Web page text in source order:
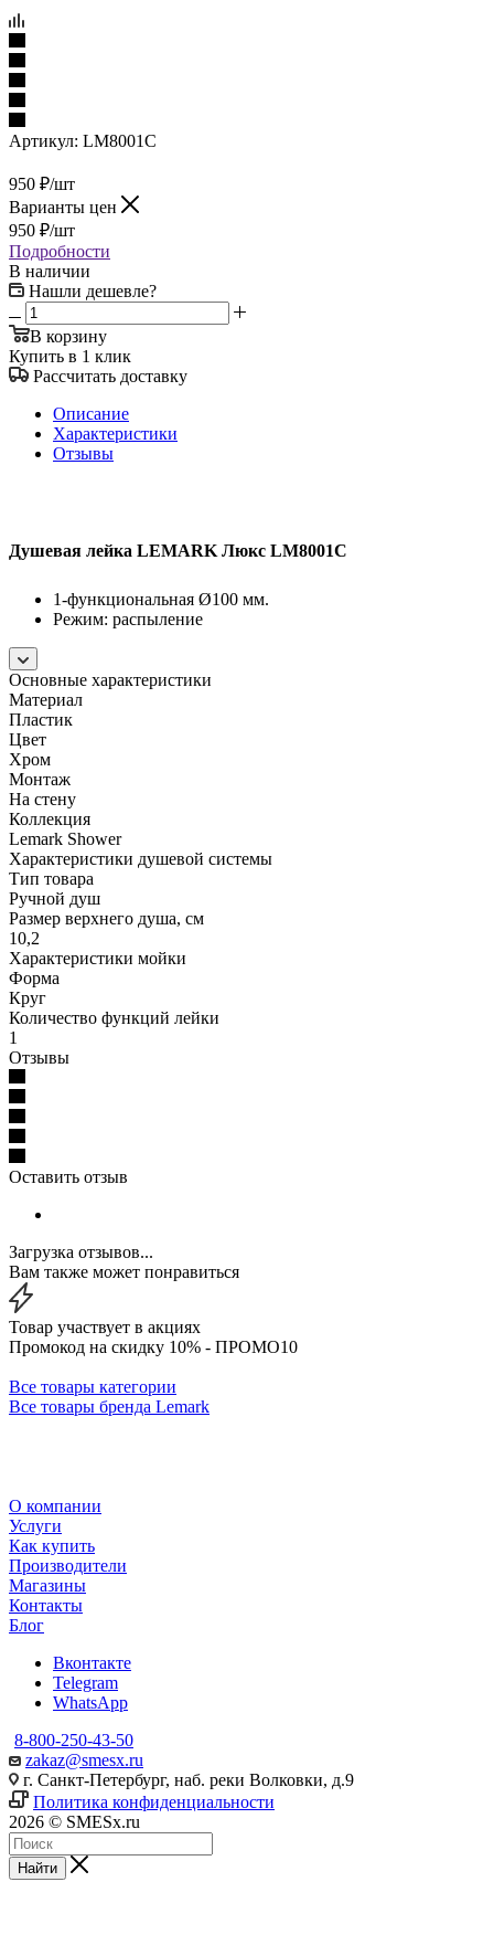
Артикул: LM8001C
950 ₽/шт
Варианты цен
950 ₽/шт
Подробности
В наличии
Нашли дешевле?
В корзину
Купить в 1 клик
Рассчитать доставку
Описание
Характеристики
Отзывы
Душевая лейка LEMARK Люкс LM8001C
1-функциональная Ø100 мм.
Режим: распыление
Основные характеристики
Материал
Пластик
Цвет
Хром
Монтаж
На стену
Коллекция
Lemark Shower
Характеристики душевой системы
Тип товара
Ручной душ
Размер верхнего душа, см
10,2
Характеристики мойки
Форма
Круг
Количество функций лейки
1
Отзывы
Оставить отзыв
Загрузка отзывов...
Вам также может понравиться
Товар участвует в акциях
Промокод на скидку 10% - ПРОМО10
Все товары категории
Все товары бренда Lemark
О компании
Услуги
Как купить
Производители
Магазины
Контакты
Блог
Вконтакте
Telegram
WhatsApp
8-800-250-43-50
zakaz@smesx.ru
г. Санкт-Петербург, наб. реки Волковки, д.9
Политика конфиденциальности
2026 © SMESx.ru
Найти